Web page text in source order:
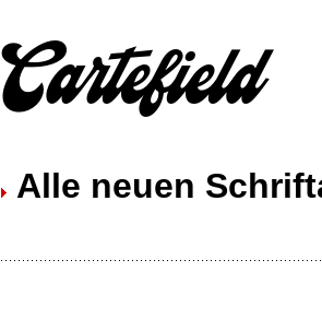
Alle neuen